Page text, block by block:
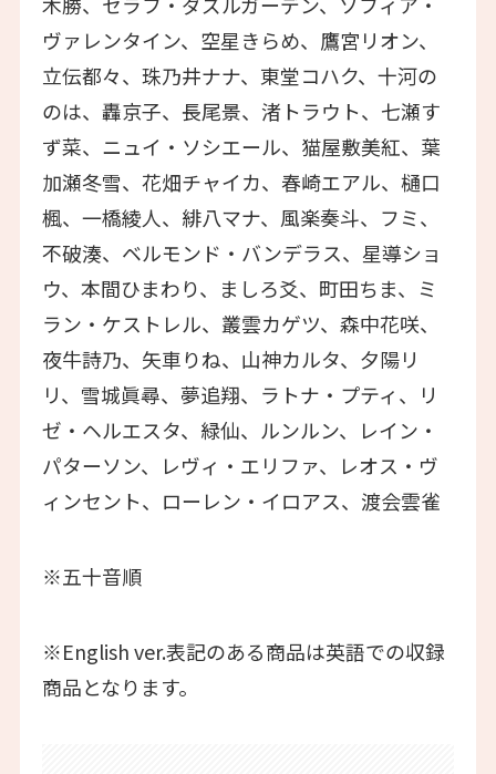
ヴァレンタイン、空星きらめ、鷹宮リオン、
立伝都々、珠乃井ナナ、東堂コハク、十河の
のは、轟京子、長尾景、渚トラウト、七瀬す
ず菜、ニュイ・ソシエール、猫屋敷美紅、葉
加瀬冬雪、花畑チャイカ、春崎エアル、樋口
楓、一橋綾人、緋八マナ、風楽奏斗、フミ、
不破湊、ベルモンド・バンデラス、星導ショ
ウ、本間ひまわり、ましろ爻、町田ちま、ミ
ラン・ケストレル、叢雲カゲツ、森中花咲、
夜牛詩乃、矢車りね、山神カルタ、夕陽リ
リ、雪城眞尋、夢追翔、ラトナ・プティ、リ
ゼ・ヘルエスタ、緑仙、ルンルン、レイン・
パターソン、レヴィ・エリファ、レオス・ヴ
ィンセント、ローレン・イロアス、渡会雲雀
※五十音順
※English ver.表記のある商品は英語での収録
商品となります。